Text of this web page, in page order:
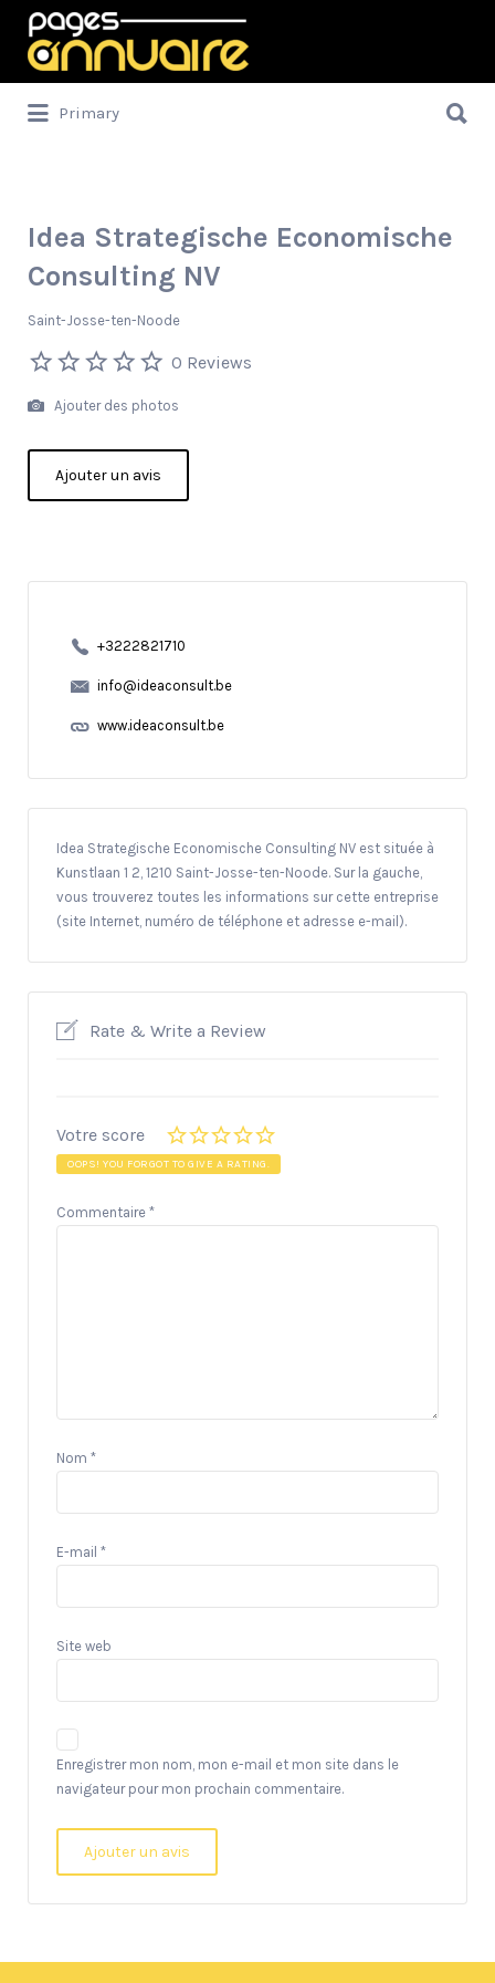
Rechercher:
Primary
Idea Strategische Economische
Consulting NV
Saint-Josse-ten-Noode
0 Reviews
Ajouter des photos
Ajouter un avis
+3222821710
info@ideaconsult.be
www.ideaconsult.be
Idea Strategische Economische Consulting NV est située à
Kunstlaan 1 2, 1210 Saint-Josse-ten-Noode. Sur la gauche,
vous trouverez toutes les informations sur cette entreprise
(site Internet, numéro de téléphone et adresse e-mail).
Rate & Write a Review
Votre score
OOPS! YOU FORGOT TO GIVE A RATING.
Commentaire *
Nom *
E-mail *
Site web
Enregistrer mon nom, mon e-mail et mon site dans le
navigateur pour mon prochain commentaire.